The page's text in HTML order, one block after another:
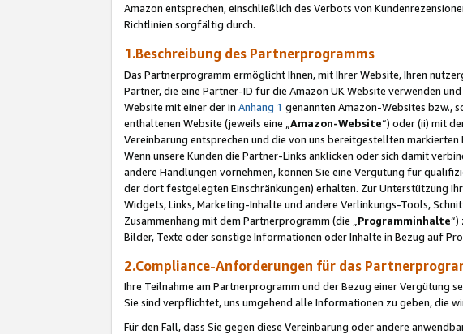
Amazon entsprechen, einschließlich des Verbots von
Richtlinien sorgfältig durch.
1.Beschreibung des Partnerprogramms
Das Partnerprogramm ermöglicht Ihnen, mit Ihrer Website, Ihren
Partner, die eine Partner-ID für die Amazon UK Website verwenden
Website mit einer der in Anhang 1 genannten Amazon-Websites bzw.,
enthaltenen Website (jeweils eine „ Amazon-Website“) oder (ii) mit
Vereinbarung entsprechen und die von uns bereitgestellten markierten
Wenn unsere Kunden die Partner-Links anklicken oder sich damit
andere Handlungen vornehmen, können Sie eine Vergütung für
der dort festgelegten Einschränkungen) erhalten. Zur Unterstützung
Widgets, Links, Marketing-Inhalte und andere Verlinkungs-Tools,
Zusammenhang mit dem Partnerprogramm (die „ Programminhalte“)
Bilder, Texte oder sonstige Informationen oder Inhalte in Bezug auf
2.Compliance-Anforderungen für das
Ihre Teilnahme am Partnerprogramm und der Bezug einer Vergütung
Sie sind verpflichtet, uns umgehend alle Informationen zu geben, die
Für den Fall, dass Sie gegen diese Vereinbarung oder andere